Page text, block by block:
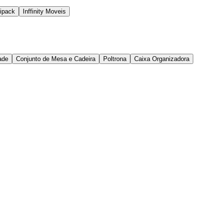
Inffinity Moveis
Conjunto de Mesa e Cadeira Poltrona Caixa Organizadora